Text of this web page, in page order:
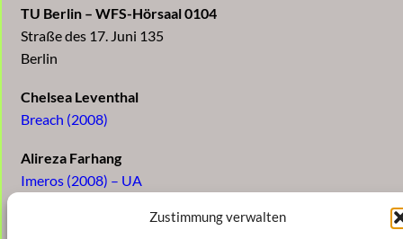
Zustimmung verwalten
TU Berlin – WFS-Hörsaal 0104
Straße des 17. Juni 135
Berlin
Chelsea Leventhal
Breach (2008)
Alireza Farhang
Imeros (2008) – UA